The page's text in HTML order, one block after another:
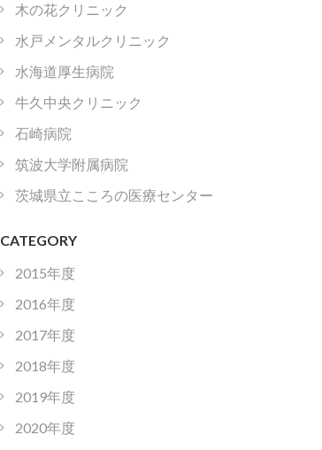
木の花クリニック
水戸メンタルクリニック
水海道厚生病院
牛久中央クリニック
石崎病院
筑波大学附属病院
茨城県立こころの医療センター
CATEGORY
2015年度
2016年度
2017年度
2018年度
2019年度
2020年度